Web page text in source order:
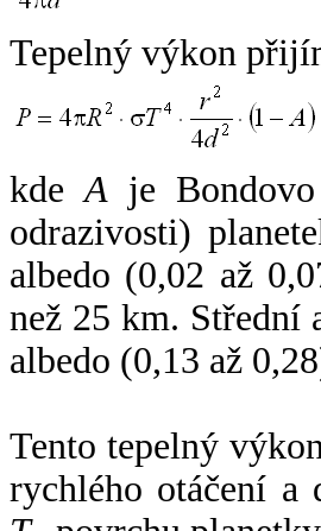
Tepelný výkon
kdeA je
odrazivosti)
albedo (0,02 až
než 25 km. Střední
albedo (0,13 až
Tento tepelný
rychlého otáčení a